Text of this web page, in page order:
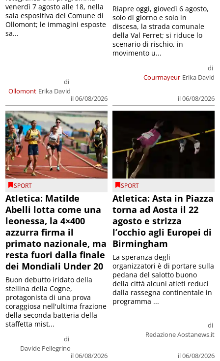
Ollomont
di
Erika David
il 06/08/2026
venerdì 7 agosto alle 18, nella
sala espositiva del Comune di
Ollomont; le immagini esposte
sa...
Courmayeur
di
Erika David
il 06/08/2026
Riapre oggi, giovedì 6 agosto,
solo di giorno e solo in
discesa, la strada comunale
della Val Ferret; si riduce lo
scenario di rischio, in
movimento u...
SPORT
Atletica: Matilde
Abelli lotta come una
leonessa, la 4×400
azzurra firma il
primato nazionale, ma
resta fuori dalla finale
dei Mondiali Under 20
di
Davide Pellegrino
il 06/08/2026
Buon debutto iridato della
stellina della Cogne,
protagonista di una prova
coraggiosa nell'ultima frazione
della seconda batteria della
staffetta mist...
SPORT
Atletica: Asta in Piazza
torna ad Aosta il 22
agosto e strizza
l’occhio agli Europei di
Birmingham
di
Redazione Aostanews.it
il 06/08/2026
La speranza degli
organizzatori è di portare sulla
pedana del salotto buono
della città alcuni atleti reduci
dalla rassegna continentale in
programma ...